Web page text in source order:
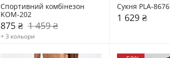
Спортивний комбінезон
KOM-202
875 ₴ 1 459 ₴
+ 3 кольори
Сукня PLA-8676
1 629 ₴